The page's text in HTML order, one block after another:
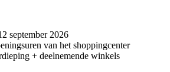
september 2026
van het shoppingcenter
+ deelnemende winkels